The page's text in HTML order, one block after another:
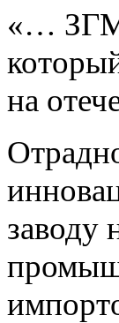
«… ЗГМ
на
заводу